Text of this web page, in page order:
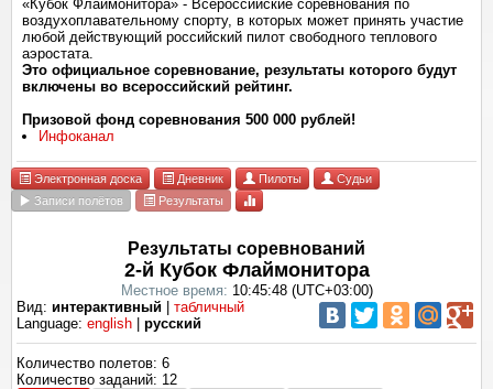
«Кубок Флаймонитора» - Всероссийские соревнования по
воздухоплавательному спорту, в которых может принять участие
любой действующий российский пилот свободного теплового
аэростата.
Это официальное соревнование, результаты которого будут
включены во всероссийский рейтинг.
Призовой фонд соревнования 500 000 рублей!
Инфоканал
Электронная доска Дневник Пилоты
Судьи
Записи полётов
Результаты
Результаты соревнований
2-й Кубок Флаймонитора
Местное время: 10:45:48 (UTC+03:00)
Вид: интерактивный
табличный
Language: english русский
Количество полетов: 6
Количество заданий: 12